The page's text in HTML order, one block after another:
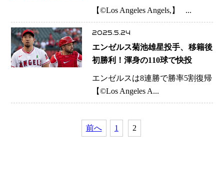
ゼルス勝利に導く
【©️Los Angeles Angels,】 ...
2025.5.24
エンゼルス菊池雄星投手、移籍後
初勝利！渾身の110球で快投
エンゼルスは8連勝で勝率5割復帰
【©️Los Angeles A...
前へ 1 2